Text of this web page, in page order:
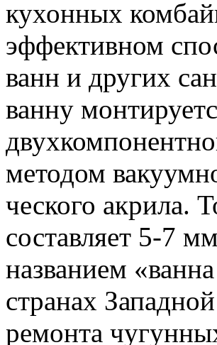
кухонных
эффективном
ванн и других
ванну
методом
ческого акрила.
составляет 5-7
названием
странах
ремонта